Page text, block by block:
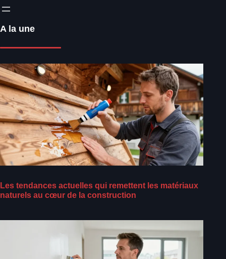
A la une
Les tendances actuelles qui remettent les matériaux
naturels au cœur de la construction